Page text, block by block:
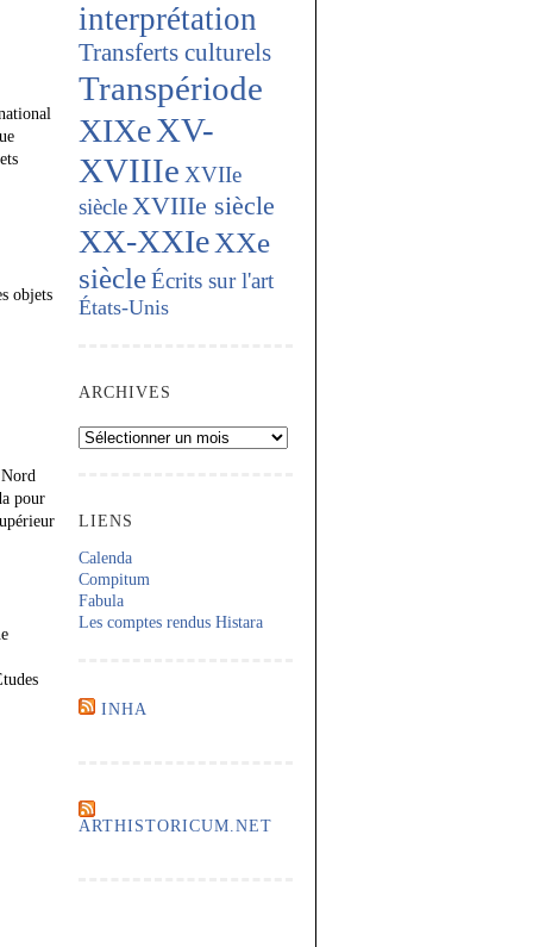
objets
pour
interprétation
Transferts culturels
Transpériode
XIXeXV-
XVIIIe XVIIe
siècleXVIIIe siècle
XX-XXIeXXe
siècleÉcrits sur l'art
États-Unis
ARCHIVES
Archives
LIENS
Calenda
Compitum
Fabula
Les comptes rendus Histara
INHA
ARTHISTORICUM.NET